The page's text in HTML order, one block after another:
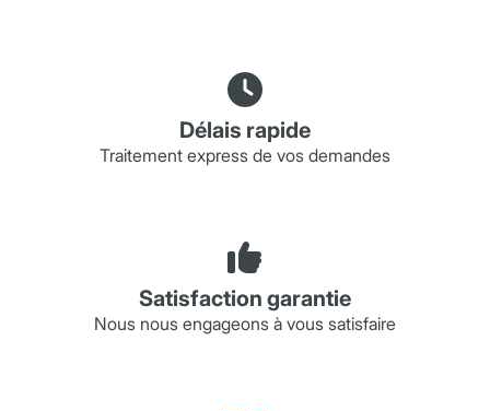
Délais rapide
Traitement express de vos demandes
Satisfaction garantie
Nous nous engageons à vous satisfaire